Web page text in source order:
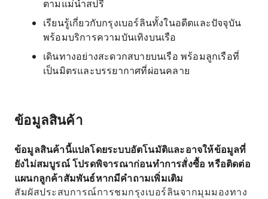
ตามแม่น้ำสปรี
เรียนรู้เกี่ยวกับกรุงเบอร์ลินทั้งในอดีตและปัจจุบัน
พร้อมบริการความบันเทิงบนเรือ
เดินทางอย่างสะดวกสบายบนเรือ พร้อมลูกเรือที่
เป็นมิตรและบรรยากาศที่ผ่อนคลาย
ข้อมูลสินค้า
ข้อมูลสินค้านี้แปลโดยระบบอัตโนมัติและอาจให้ข้อมูลที่
ยังไม่สมบูรณ์ โปรดพิจารณาก่อนทำการสั่งซื้อ หรือติดต่อ
แผนกลูกค้าสัมพันธ์หากมีคำถามเพิ่มเติม
สัมผัสประสบการณ์การชมกรุงเบอร์ลินจากมุมมองทาง